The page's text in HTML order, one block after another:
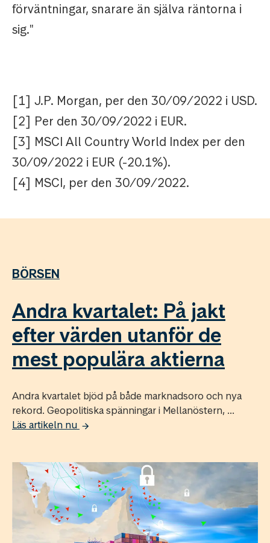
förväntningar, snarare än själva räntorna i
sig."
[1] J.P. Morgan, per den 30/09/2022 i USD.
[2] Per den 30/09/2022 i EUR.
[3] MSCI All Country World Index per den
30/09/2022 i EUR (-20.1%).
[4] MSCI, per den 30/09/2022.
BÖRSEN
Andra kvartalet: På jakt
efter värden utanför de
mest populära aktierna
Andra kvartalet bjöd på både marknadsoro och nya
rekord. Geopolitiska spänningar i Mellanöstern, ...
Läs artikeln nu